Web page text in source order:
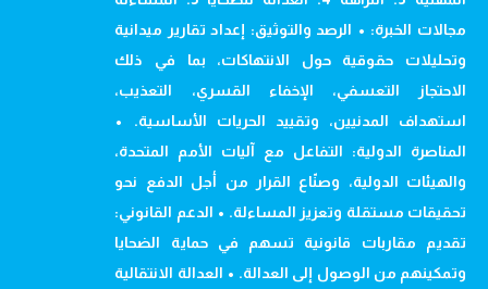
مجالات الخبرة: • الرصد والتوثيق: إعداد تقارير ميدانية
وتحليلات حقوقية حول الانتهاكات، بما في ذلك
الاحتجاز التعسفي، الإخفاء القسري، التعذيب،
استهداف المدنيين، وتقييد الحريات الأساسية. •
المناصرة الدولية: التفاعل مع آليات الأمم المتحدة،
والهيئات الدولية، وصنّاع القرار من أجل الدفع نحو
تحقيقات مستقلة وتعزيز المساءلة. • الدعم القانوني:
تقديم مقاربات قانونية تسهم في حماية الضحايا
وتمكينهم من الوصول إلى العدالة. • العدالة الانتقالية